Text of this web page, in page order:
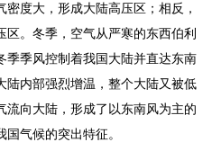
度大，形成大陆高压区；相反，
。冬季，空气从严寒的东西伯利
季季风控制着我国大陆并直达东南
陆内部强烈增温，整个大陆又被低
流向大陆，形成了以东南风为主的
气候的突出特征。